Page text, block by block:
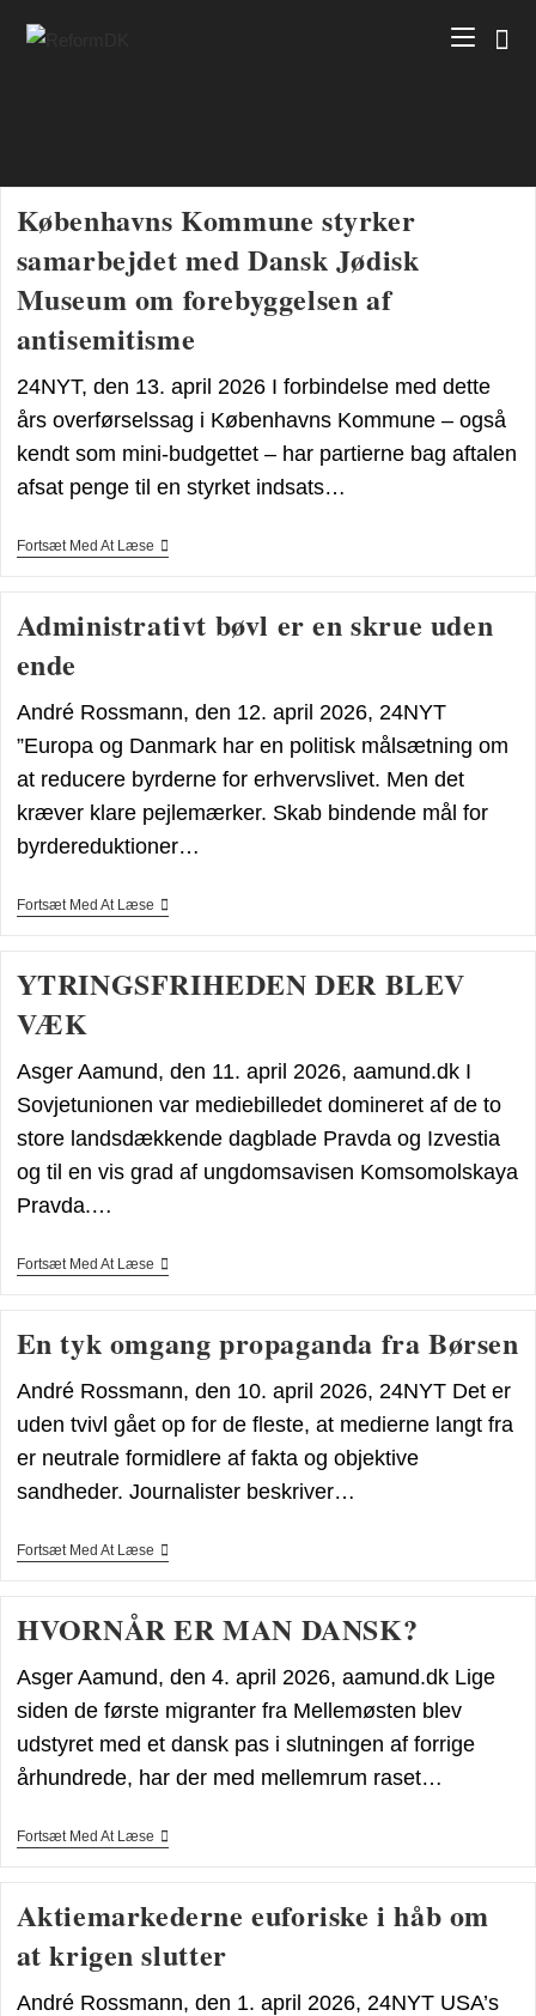
Københavns Kommune styrker
samarbejdet med Dansk Jødisk
Museum om forebyggelsen af
antisemitisme
24NYT, den 13. april 2026 I forbindelse med dette
års overførselssag i Københavns Kommune – også
kendt som mini-budgettet – har partierne bag aftalen
afsat penge til en styrket indsats…
Fortsæt Med At LæseKøbenhavns
Med
Dansk
Forebyggelsen
Af
Antisemitisme
Administrativt bøvl er en skrue uden
ende
André Rossmann, den 12. april 2026, 24NYT
”Europa og Danmark har en politisk mål­sætning om
at reducere byrderne for erhvervslivet. Men det
kræver klare pejlemærker. Skab bindende mål for
byrdereduktioner…
Fortsæt Med At LæseAdministrativt
Skrue
Uden
YTRINGSFRIHEDEN DER BLEV
VÆK
Asger Aamund, den 11. april 2026, aamund.dk I
Sovjetunionen var mediebilledet domineret af de to
store landsdækkende dagblade Pravda og Izvestia
og til en vis grad af ungdomsavisen Komsomolskaya
Pravda.…
Fortsæt Med At LæseYTRINGSFRIHEDEN
En tyk omgang propaganda fra Børsen
André Rossmann, den 10. april 2026, 24NYT Det er
uden tvivl gået op for de fleste, at medierne langt fra
er neutrale formidlere af fakta og objektive
sandheder. Journalister beskriver…
Fortsæt Med At LæseEn
Fra
Børsen
HVORNÅR ER MAN DANSK?
Asger Aamund, den 4. april 2026, aamund.dk Lige
siden de første migranter fra Mellemøsten blev
udstyret med et dansk pas i slutningen af forrige
århundrede, har der med mellemrum raset…
Fortsæt Med At LæseHVORNÅR
Aktiemarkederne euforiske i håb om
at krigen slutter
André Rossmann, den 1. april 2026, 24NYT USA’s